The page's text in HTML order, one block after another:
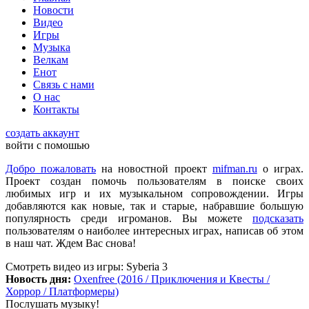
Checkmate:ometu
Что ты имеешь ввиду? На этом сайте игровые новости для
всех категорий людей, которые в той или иной форме
интересуются играми и геймерской индустрией в целом.
Mifman:
Цитата: lexafrog
Обновите, пожалуйста, игру Garry's Mod
Игра обновлена
lexafrog
Обновите, пожалуйста, игру Garry's Mod. Много
обнов вышло, а на сайте старенькая...
Новости
Видео
Игры
Музыка
Велкам
Енот
Связь с нами
О нас
Контакты
создать аккаунт
войти с помошью
Добро пожаловать на новостной проект mifman.ru о играх.
Проект создан помочь пользователям в поиске своих
любимых игр и их музыкальном сопровождении. Игры
добавляются как новые, так и старые, набравшие большую
популярность среди игроманов. Вы можете подсказать
пользователям о наиболее интересных играх, написав об этом
в наш чат. Ждем Вас снова!
Смотреть видео из игры: Syberia 3
Новость дня: Oxenfree (2016 / Приключения и Квесты /
Хоррор / Платформеры)
Послушать музыку!